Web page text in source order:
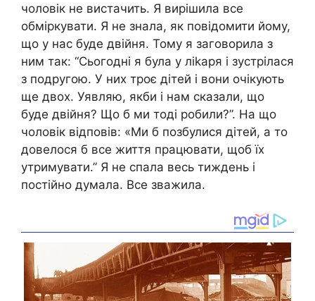
чоловік не вистачить. Я вирішила все
обміркувати. Я не знала, як повідомити йому,
що у нас буде двійня. Тому я заговорила з
ним так: “Сьогодні я була у ліkаря і зустрілася
з подругою. У них троє дітей і вони очікують
ще двох. Уявляю, якби і нам сказали, що
буде двійня? Що б ми тоді робили?”. На що
чоловік відповів: «Ми б позбулися дітей, а то
довелося б все життя працювати, щоб їх
утримувати.” Я не спала весь тиждень і
постійно думала. Все зважила.